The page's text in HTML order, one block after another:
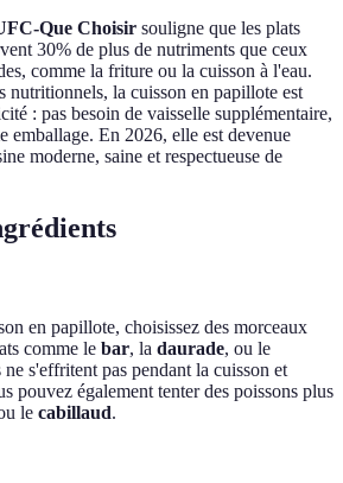
Que Choisir souligne que les plats
30% de plus de nutriments que ceux
comme la friture ou la cuisson à l'eau.
nutritionnels, la cuisson en papillote est
: pas besoin de vaisselle supplémentaire,
emballage. En 2026, elle est devenue
moderne, saine et respectueuse de
en papillote, choisissez des morceaux
comme le bar, la daurade, ou le
s'effritent pas pendant la cuisson et
pouvez également tenter des poissons plus
le cabillaud.